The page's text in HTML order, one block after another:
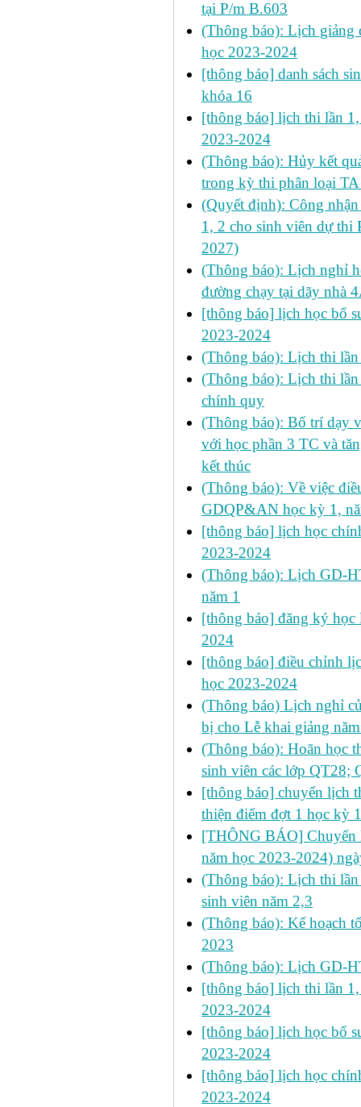
tại P/m B.603
(Thông báo): Lịch giảng
học 2023-2024
[thông báo] danh sách
khóa 16
[thông báo] lịch thi lần
2023-2024
(Thông báo): Hủy kết
trong kỳ thi phân loại
(Quyết định): Công
1, 2 cho sinh viên dự thi
2027)
(Thông báo): Lịch nghỉ
đường chạy tại dãy nhà
[thông báo] lịch học bổ
2023-2024
(Thông báo): Lịch thi
(Thông báo): Lịch thi
chính quy
(Thông báo): Bố trí dạy
với học phần 3 TC và
kết thúc
(Thông báo): Về việc
GDQP&AN học kỳ 1,
[thông báo] lịch học
2023-2024
(Thông báo): Lịch GD-
năm 1
[thông báo] đăng ký
2024
[thông báo] điều chỉnh
học 2023-2024
(Thông báo) Lịch nghỉ
bị cho Lễ khai giảng
(Thông báo): Hoãn học
sinh viên các lớp QT28;
[thông báo] chuyển lịch
thiện điểm đợt 1 học kỳ
[THÔNG BÁO] Chuyển
năm học 2023-2024)
(Thông báo): Lịch thi
sinh viên năm 2,3
(Thông báo): Kế hoạch
2023
(Thông báo): Lịch GD-
[thông báo] lịch thi lần
2023-2024
[thông báo] lịch học bổ
2023-2024
[thông báo] lịch học
2023-2024